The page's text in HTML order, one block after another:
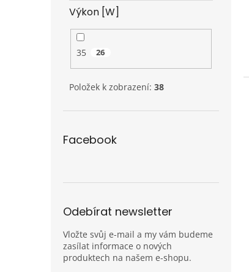
Výkon [W]
35 26
Položek k zobrazení: 38
Facebook
Odebírat newsletter
Vložte svůj e-mail a my vám budeme
zasílat informace o nových
produktech na našem e-shopu.